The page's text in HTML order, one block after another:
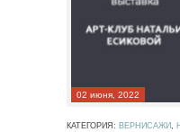
02 июня, 2022
КАТЕГОРИЯ: ВЕРНИСАЖИ